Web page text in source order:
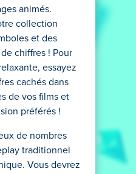
animés.
collection
et des
chiffres ! Pour
essayez
cachés dans
de vos films et
préférés !
de nombres
traditionnel
Vous devrez